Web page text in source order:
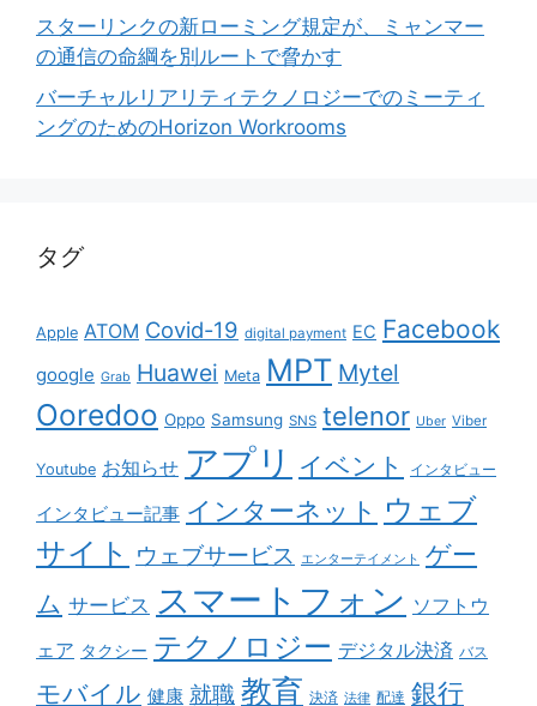
スターリンクの新ローミング規定が、ミャンマー
の通信の命綱を別ルートで脅かす
バーチャルリアリティテクノロジーでのミーティ
ングのためのHorizon Workrooms
タグ
Apple ATOM Covid-19 digital payment EC Facebook
google Grab Huawei Meta MPT Mytel
Ooredoo Oppo Samsung SNS telenor Uber Viber
Youtube お知らせ アプリ イベント インタビュー
インタビュー記事 インターネット ウェブ
サイト ウェブサービス エンターテイメント ゲー
ム サービス スマートフォン ソフトウ
ェア タクシー テクノロジー デジタル決済 バス
モバイル 健康 就職 教育 決済 法律 配達 銀行